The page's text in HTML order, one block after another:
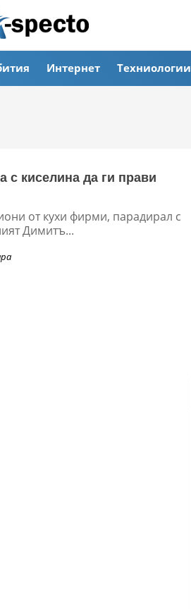
Интернет Техниологии
киселина да ги прави
от кухи фирми, парадирал с
Димитъ...